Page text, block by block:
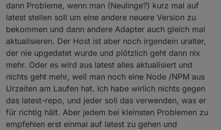
dann Probleme, wenn man (Neulinge?) kurz mal auf
latest stellen soll um eine andere neuere Version zu
bekommen und dann andere Adapter auch gleich mal
aktualisieren. Der Host ist aber noch irgendein uralter,
der nie upgedatet wurde und plötzlich geht dann nix
mehr. Oder es wird aus latest alles aktualisiert und
nichts geht mehr, weil man noch eine Node /NPM aus
Urzeiten am Laufen hat. Ich habe wirlich nichts gegen
das latest-repo, und jeder soll das verwenden, was er
für richtig hält. Aber jedem bei kleinsten Problemen zu
empfehlen erst einmal auf latest zu gehen und